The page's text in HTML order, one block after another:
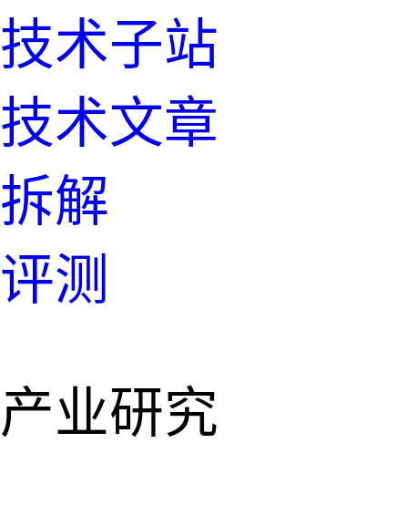
技术子站
技术文章
拆解
评测
产业研究